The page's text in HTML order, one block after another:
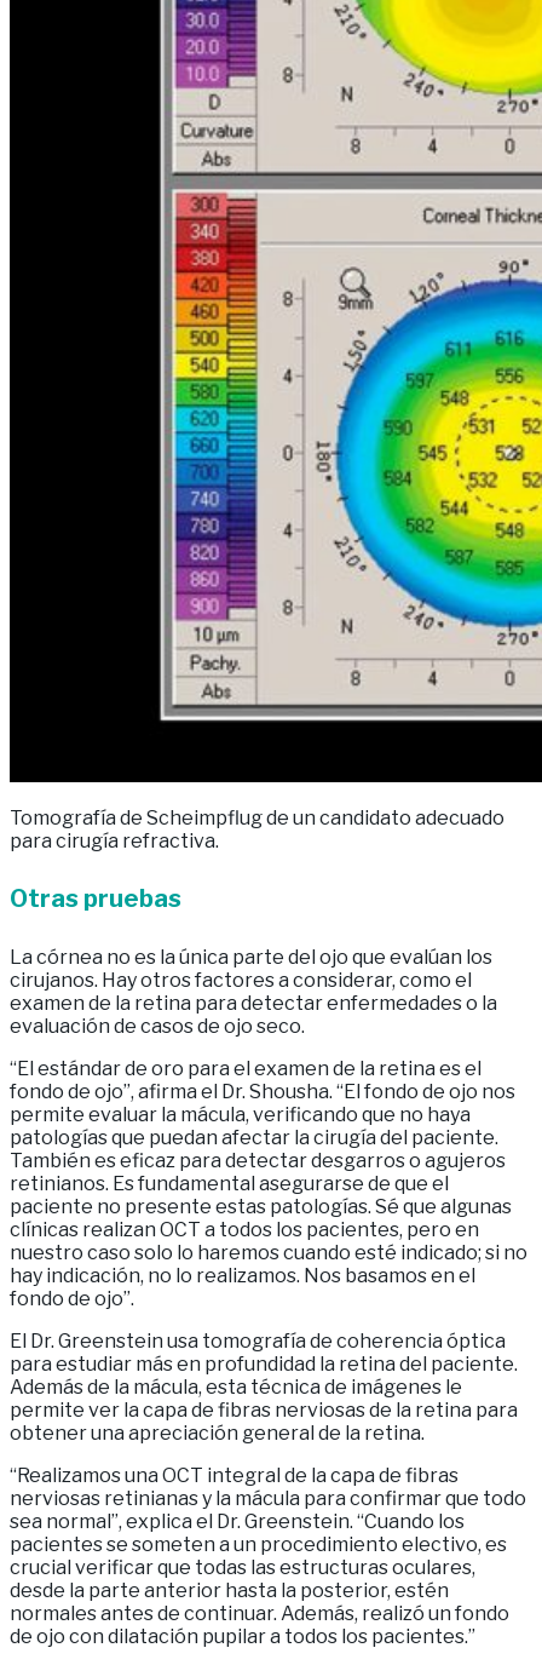
Tomografía de Scheimpflug de un candidato adecuado
para cirugía refractiva.
Otras pruebas
La córnea no es la única parte del ojo que evalúan los
cirujanos. Hay otros factores a considerar, como el
examen de la retina para detectar enfermedades o la
evaluación de casos de ojo seco.
“El estándar de oro para el examen de la retina es el
fondo de ojo”, afirma el Dr. Shousha. “El fondo de ojo nos
permite evaluar la mácula, verificando que no haya
patologías que puedan afectar la cirugía del paciente.
También es eficaz para detectar desgarros o agujeros
retinianos. Es fundamental asegurarse de que el
paciente no presente estas patologías. Sé que algunas
clínicas realizan OCT a todos los pacientes, pero en
nuestro caso solo lo haremos cuando esté indicado; si no
hay indicación, no lo realizamos. Nos basamos en el
fondo de ojo”.
El Dr. Greenstein usa tomografía de coherencia óptica
para estudiar más en profundidad la retina del paciente.
Además de la mácula, esta técnica de imágenes le
permite ver la capa de fibras nerviosas de la retina para
obtener una apreciación general de la retina.
“Realizamos una OCT integral de la capa de fibras
nerviosas retinianas y la mácula para confirmar que todo
sea normal”, explica el Dr. Greenstein. “Cuando los
pacientes se someten a un procedimiento electivo, es
crucial verificar que todas las estructuras oculares,
desde la parte anterior hasta la posterior, estén
normales antes de continuar. Además, realizó un fondo
de ojo con dilatación pupilar a todos los pacientes.”